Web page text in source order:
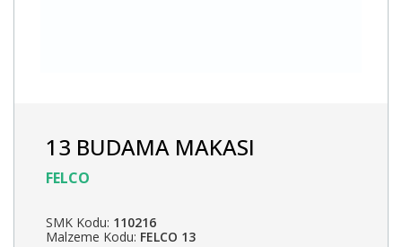
13 BUDAMA MAKASI
FELCO
SMK Kodu: 110216
Malzeme Kodu: FELCO 13